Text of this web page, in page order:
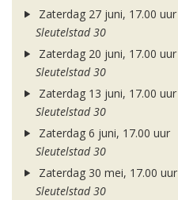
Zaterdag 27 juni, 17.00 uur
Sleutelstad 30
Zaterdag 20 juni, 17.00 uur
Sleutelstad 30
Zaterdag 13 juni, 17.00 uur
Sleutelstad 30
Zaterdag 6 juni, 17.00 uur
Sleutelstad 30
Zaterdag 30 mei, 17.00 uur
Sleutelstad 30